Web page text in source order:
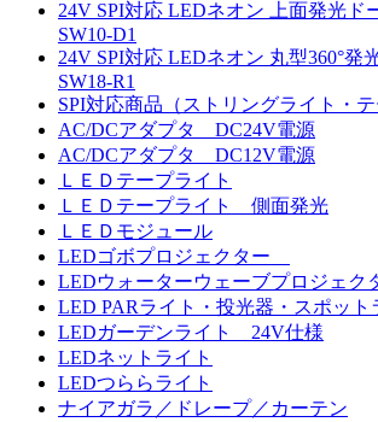
24V SPI対応 LEDネオン 上面発光ド
SW10-D1
24V SPI対応 LEDネオン 丸型360°発
SW18-R1
SPI対応商品（ストリングライト・
AC/DCアダプタ DC24V電源
AC/DCアダプタ DC12V電源
ＬＥＤテープライト
ＬＥＤテープライト 側面発光
ＬＥＤモジュール
LEDゴボプロジェクター
LEDウォーターウェーブプロジェ
LED PARライト・投光器・スポット
LEDガーデンライト 24V仕様
LEDネットライト
LEDつららライト
ナイアガラ／ドレープ／カーテン